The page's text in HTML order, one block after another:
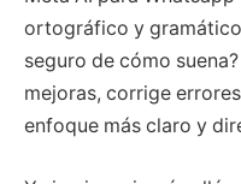
ortográfico y
seguro de cómo
mejoras, corrige
enfoque más claro y